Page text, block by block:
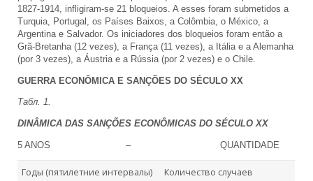
1827-1914, infligiram-se 21 bloqueios. A esses foram submetidos a
Turquia, Portugal, os Países Baixos, a Colômbia, o México, a
Argentina e Salvador. Os iniciadores dos bloqueios foram então a
Grã-Bretanha (12 vezes), a França (11 vezes), a Itália e a Alemanha
(por 3 vezes), a Áustria e a Rússia (por 2 vezes) e o Chile.
GUERRA ECONÔMICA E SANÇÕES DO SÉCULO XX
Табл. 1.
DINÂMICA DAS SANÇÕES ECONÔMICAS DO SÉCULO XX
5 ANOS – QUANTIDADE
Годы (пятилетние интервалы)
Количество случаев